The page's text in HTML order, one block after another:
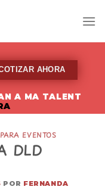
AHORA
A MA TALENT
EVENTOS
DLD
POR FERNANDA